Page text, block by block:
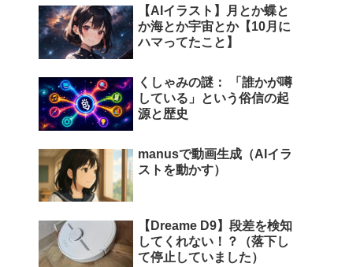
【AIイラスト】月とか蝶と
か海とか宇宙とか【10月に
ハマってたこと】
くしゃみの謎： 「誰かが噂
している」という俗信の起
源と歴史
manusで動画生成（AIイラ
ストを動かす）
【Dreame D9】段差を検知
してくれない！？（落下し
て停止していました）